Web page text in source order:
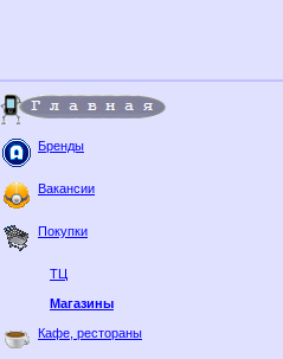
Бренды
Вакансии
Покупки
ТЦ
Магазины
Кафе, рестораны